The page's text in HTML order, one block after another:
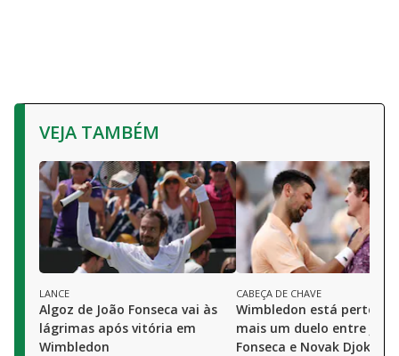
VEJA TAMBÉM
LANCE
Algoz de João Fonseca vai às
lágrimas após vitória em
Wimbledon
CABEÇA DE CHAVE
Wimbledon está perto de
mais um duelo entre João
Fonseca e Novak Djokovic